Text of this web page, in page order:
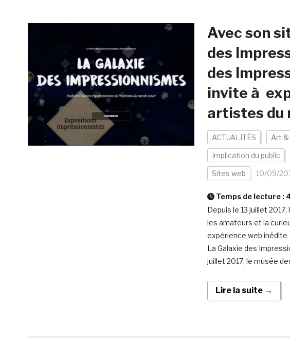
Avec son
des
des
invite à
artistes du
ACTUALITÉS Art
Implication du public
Sites web 10/09/
Temps de lecture :
Depuis le 13 juillet
les amateurs et la
expérience web
La Galaxie des
juillet 2017, le musée
Lire la suite →